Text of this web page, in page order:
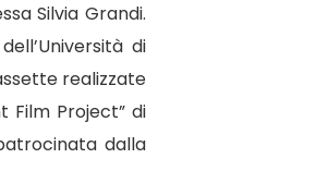
Silvia Grandi.
di
realizzate
Film Project” di
dalla